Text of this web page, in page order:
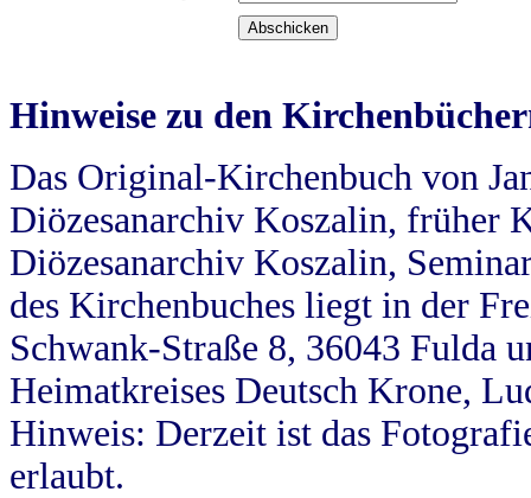
Hinweise zu den
Das Original-Kirchenbuch von
Diözesanarchiv Koszalin, früher
Diözesanarchiv Koszalin,
des Kirchenbuches liegt in der
Schwank-Straße 8, 36043 Fulda
Heimatkreises Deutsch Krone,
Hinweis: Derzeit ist das
erlaubt.